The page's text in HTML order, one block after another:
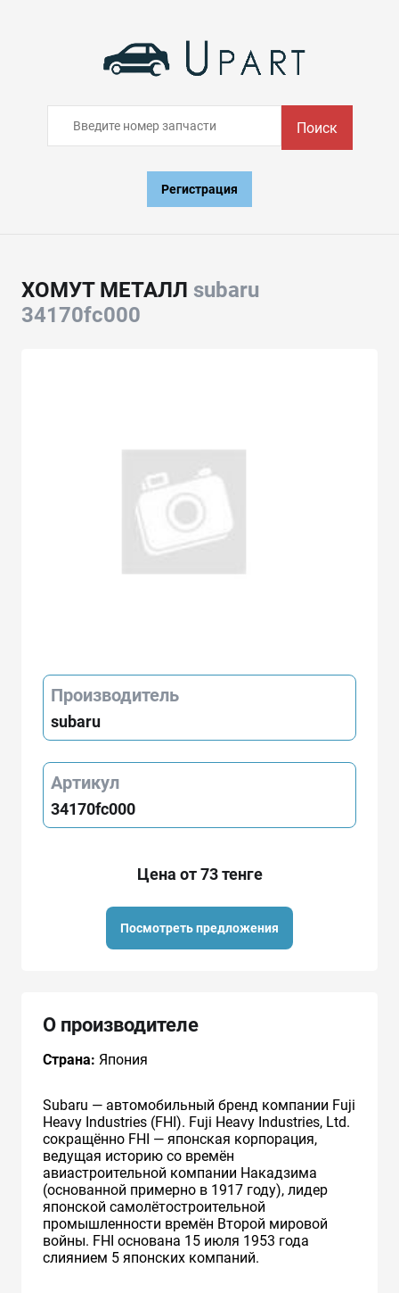
Поиск
Регистрация
ХОМУТ МЕТАЛЛ subaru
34170fc000
Производитель
subaru
Артикул
34170fc000
Цена от 73 тенге
Посмотреть предложения
О производителе
Страна: Япония
Subaru — автомобильный бренд компании Fuji
Heavy Industries (FHI). Fuji Heavy Industries, Ltd.
сокращённо FHI — японская корпорация,
ведущая историю со времён
авиастроительной компании Накадзима
(основанной примерно в 1917 году), лидер
японской самолётостроительной
промышленности времён Второй мировой
войны. FHI основана 15 июля 1953 года
слиянием 5 японских компаний.